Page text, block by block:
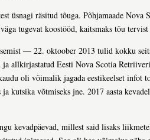
üsnagi räsitud tõuga. Põhjamaade Nova
tugevat koostööd, kaitsmaks tõu
— 22. oktoober 2013 tulid kokku
allkirjastatud Eesti Nova Scotia
oli võimalik jagada eestikeelset infot
kutsika võtmiseks jne. 2017 aasta
kevadpäevad, millest said lisaks